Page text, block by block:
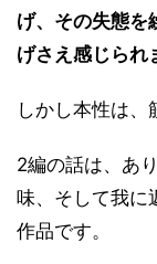
げ、その失態を
げさえ感じられ
しかし本性は、
2編の話は、あ
味、そして我に
作品です。